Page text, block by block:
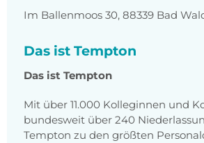
Im Ballenmoos 30, 88339 Bad
Das ist Tempton
Das ist Tempton
Mit über 11.000 Kolleginnen und
bundesweit über 240
Tempton zu den größten